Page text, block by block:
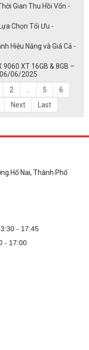
Gian Thu Hồi Vốn -
Chọn Tối Ưu -
Hiệu Năng và Giá Cả -
XT 16GB & 8GB –
06/06/2025
2 5
6
Next Last
Hố Nai, Thành Phố
- 17:45
- 17:00